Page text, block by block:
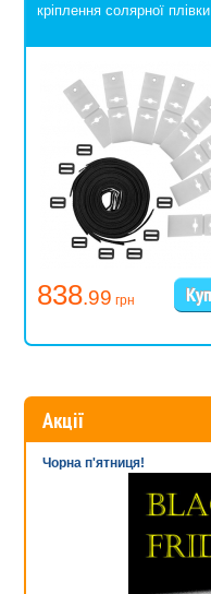
кріплення солярної плівки
838.99 грн
Акції
Чорна п'ятниця!